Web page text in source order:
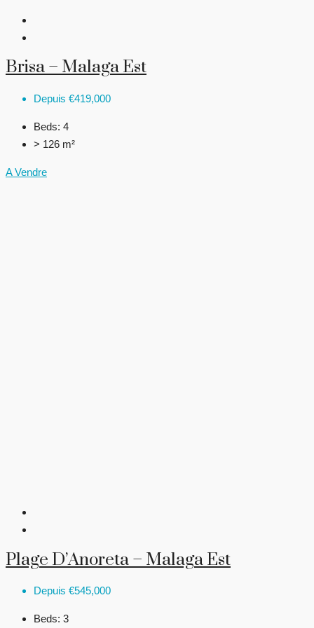
Brisa – Malaga Est
Depuis €419,000
Beds: 4
> 126 m²
A Vendre
Plage D’Anoreta – Malaga Est
Depuis €545,000
Beds: 3